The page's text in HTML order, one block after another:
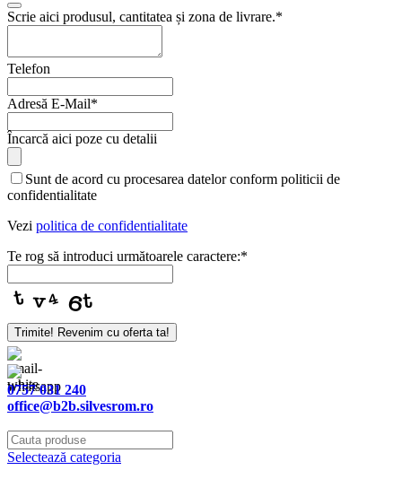
Business
Scrie aici produsul, cantitatea și zona de livrare.*
Telefon
Adresă E-Mail*
Încarcă aici poze cu detalii
Sunt de acord cu procesarea datelor conform politicii de
confidentialitate
Vezi politica de confidentialitate
Te rog să introduci următoarele caractere:*
Trimite! Revenim cu oferta ta!
0757 031 240
office@b2b.silvesrom.ro
Selectează categoria